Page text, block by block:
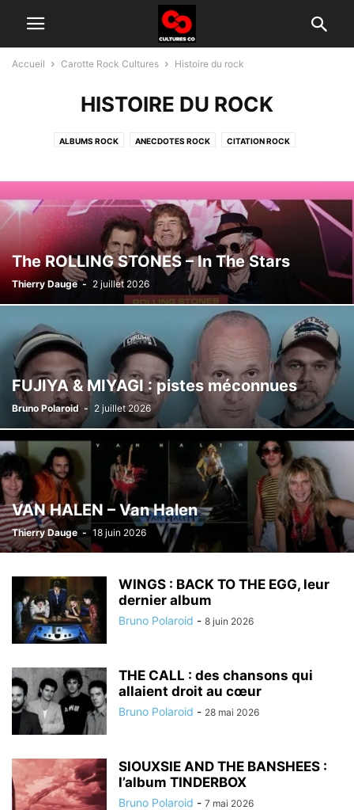
Accueil Carotte Rock Cultures Histoire du rock
HISTOIRE DU ROCK
ALBUMS ROCK ANECDOTES ROCK CITATION ROCK
TÉLÉ ROCK
The ROLLING STONES – In The Stars
Thierry Dauge - 2 juillet 2026
FUJIYA & MIYAGI : pistes méconnues
Bruno Polaroid - 2 juillet 2026
VAN HALEN – Van Halen
Thierry Dauge - 18 juin 2026
WINGS : BACK TO THE EGG, leur
dernier album
Bruno Polaroid - 8 juin 2026
THE CALL : des chansons qui
allaient droit au cœur
Bruno Polaroid - 28 mai 2026
SIOUXSIE AND THE BANSHEES :
l’album TINDERBOX
Bruno Polaroid - 7 mai 2026